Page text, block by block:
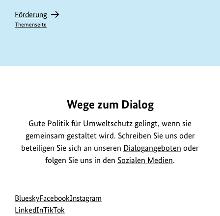
Förderung
Themenseite
Wege zum Dialog
Gute Politik für Umweltschutz gelingt, wenn sie
gemeinsam gestaltet wird. Schreiben Sie uns oder
beteiligen Sie sich an unseren Dialogangeboten oder
folgen Sie uns in den Sozialen Medien.
Social
Media
Blueskyzur
Bluesky-
Facebookzur
Instagram
LinkedInzur
zur
TikTok